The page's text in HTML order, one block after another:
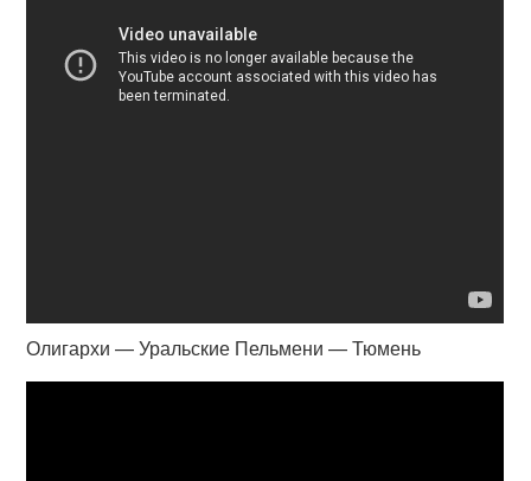
Олигархи — Уральские Пельмени — Тюмень